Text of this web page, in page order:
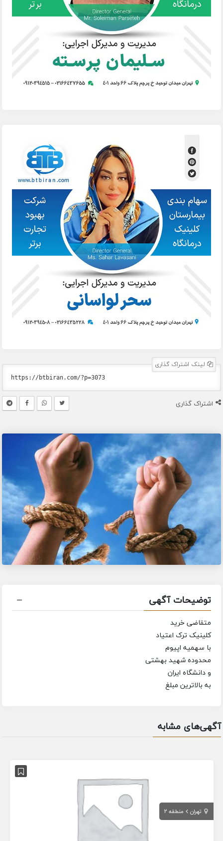
لینک اشتراک گذاری
اشتراک گذاری
توضیحات آگهی
متقاضی خرید
کلینیک ترک اعتیاد
با سهمیه اپیوم
محدوده شهید بهشتی
و دانشگاه ایران
به بالاترین مبلغ
آگهی‌های مشابه
تهران منطقه 2